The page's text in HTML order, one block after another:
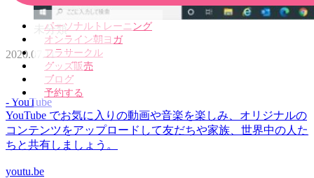
パーソナルトレーニング
オンライン朝ヨガ
フラサークル
グッズ販売
ブログ
予約する
未分類
2020.07.11
- YouTube
YouTube でお気に入りの動画や音楽を楽しみ、オリジナルの
コンテンツをアップロードして友だちや家族、世界中の人た
ちと共有しましょう。
youtu.be